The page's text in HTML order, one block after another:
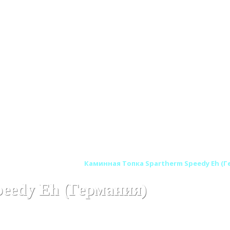
Каминная Топка Spartherm Speedy Eh
Eh (Германия)